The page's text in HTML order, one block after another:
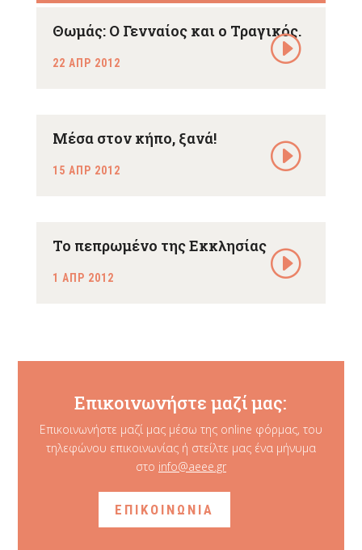
Θωμάς: Ο Γενναίος και ο Τραγικός.
22 ΑΠΡ 2012
Μέσα στον κήπο, ξανά!
15 ΑΠΡ 2012
Το πεπρωμένο της Εκκλησίας
1 ΑΠΡ 2012
Επικοινωνήστε μαζί μας:
Επικοινωνήστε μαζί μας μέσω της online φόρμας, του
τηλεφώνου επικοινωνίας ή στείλτε μας ένα μήνυμα
στο info@aeee.gr
ΕΠΙΚΟΙΝΩΝΙΑ